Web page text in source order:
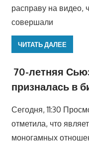
расправу на видео,
совершали
ЧИТАТЬ ДАЛЕЕ
70-летняя
призналась в
Сегодня, 11:30
отметила, что
моногамных